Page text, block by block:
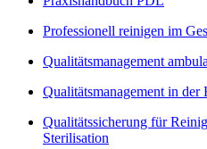
Professionell reinigen im
Qualitätsmanagement
Qualitätsmanagement in der
Qualitätssicherung für
Sterilisation